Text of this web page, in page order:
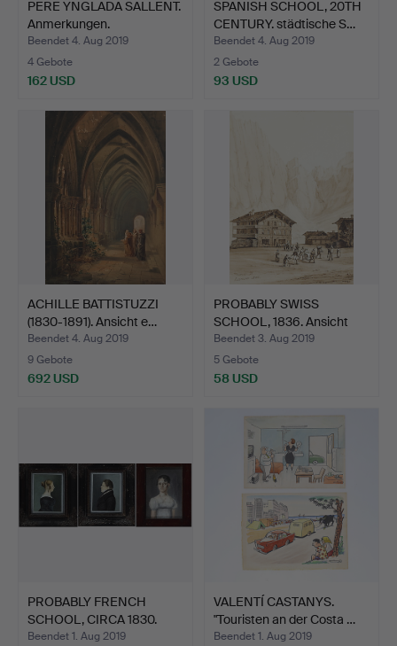
PERE YNGLADA SALLENT.
Anmerkungen.
Beendet 4. Aug 2019
4 Gebote
162 USD
SPANISH SCHOOL, 20TH
CENTURY. städtische S…
Beendet 4. Aug 2019
2 Gebote
93 USD
ACHILLE BATTISTUZZI
(1830-1891). Ansicht e…
Beendet 4. Aug 2019
9 Gebote
692 USD
PROBABLY SWISS
SCHOOL, 1836. Ansicht
von L…
Beendet 3. Aug 2019
5 Gebote
58 USD
PROBABLY FRENCH
SCHOOL, CIRCA 1830.
Bilder.
Beendet 1. Aug 2019
VALENTÍ CASTANYS.
"Touristen an der Costa …
Beendet 1. Aug 2019